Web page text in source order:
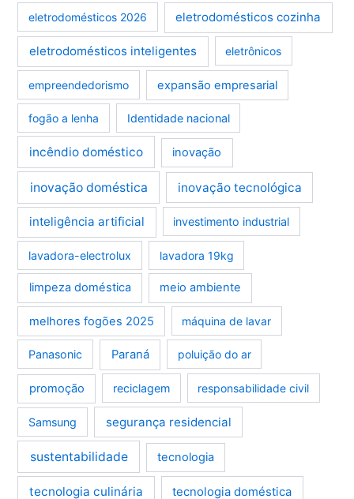
eletrodomésticos 2026 eletrodomésticos cozinha
eletrodomésticos inteligentes eletrônicos
empreendedorismo expansão empresarial
fogão a lenha Identidade nacional
incêndio doméstico inovação
inovação doméstica inovação tecnológica
inteligência artificial investimento industrial
lavadora-electrolux lavadora 19kg
limpeza doméstica meio ambiente
melhores fogões 2025 máquina de lavar
Panasonic Paraná poluição do ar
promoção reciclagem responsabilidade civil
Samsung segurança residencial
sustentabilidade tecnologia
tecnologia culinária tecnologia doméstica